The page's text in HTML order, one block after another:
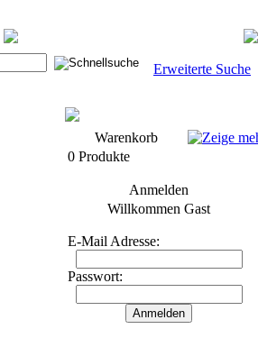
Erweiterte Suche
Warenkorb
0 Produkte
Anmelden
Willkommen Gast
E-Mail Adresse:
Passwort: